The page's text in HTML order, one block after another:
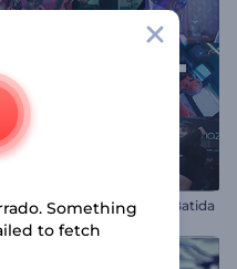
de Eventos com Batida
Something
to fetch